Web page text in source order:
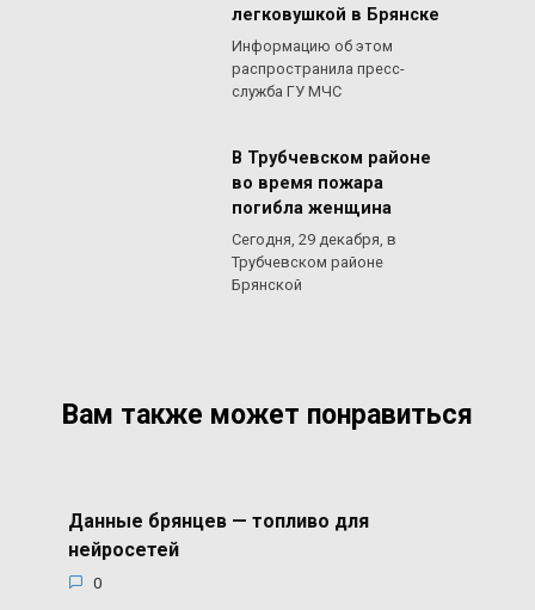
легковушкой в Брянске
Информацию об этом
распространила пресс-
служба ГУ МЧС
В Трубчевском районе
во время пожара
погибла женщина
Сегодня, 29 декабря, в
Трубчевском районе
Брянской
Вам также может понравиться
Данные брянцев — топливо для
нейросетей
0